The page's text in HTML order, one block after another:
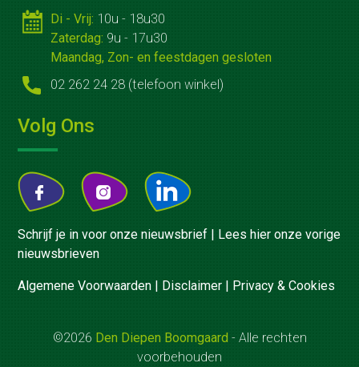
Huisgemaakte
gerechten
Voor
bedrijven
Geschenkmanden
Relatiegeschenken
Zaalverhuur
Vergaderen
Feest
Di - Vrij: 10u - 18u30
Zaterdag: 9u - 17u30
Maandag, Zon- en feestdagen gesloten
02 262 24 28 (telefoon winkel)
Volg Ons
Schrijf je in voor onze nieuwsbrief | Lees hier onze vorige
nieuwsbrieven
Algemene Voorwaarden | Disclaimer | Privacy & Cookies
©2026 Den Diepen Boomgaard - Alle rechten
voorbehouden